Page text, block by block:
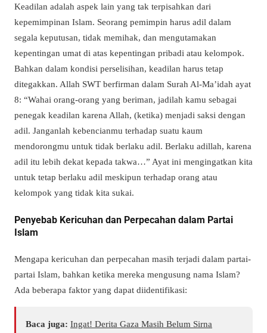
Keadilan adalah aspek lain yang tak terpisahkan dari
kepemimpinan Islam. Seorang pemimpin harus adil dalam
segala keputusan, tidak memihak, dan mengutamakan
kepentingan umat di atas kepentingan pribadi atau kelompok.
Bahkan dalam kondisi perselisihan, keadilan harus tetap
ditegakkan. Allah SWT berfirman dalam Surah Al-Ma’idah ayat
8: “Wahai orang-orang yang beriman, jadilah kamu sebagai
penegak keadilan karena Allah, (ketika) menjadi saksi dengan
adil. Janganlah kebencianmu terhadap suatu kaum
mendorongmu untuk tidak berlaku adil. Berlaku adillah, karena
adil itu lebih dekat kepada takwa…” Ayat ini mengingatkan kita
untuk tetap berlaku adil meskipun terhadap orang atau
kelompok yang tidak kita sukai.
Penyebab Kericuhan dan Perpecahan dalam Partai
Islam
Mengapa kericuhan dan perpecahan masih terjadi dalam partai-
partai Islam, bahkan ketika mereka mengusung nama Islam?
Ada beberapa faktor yang dapat diidentifikasi:
Baca juga: Ingat! Derita Gaza Masih Belum Sirna